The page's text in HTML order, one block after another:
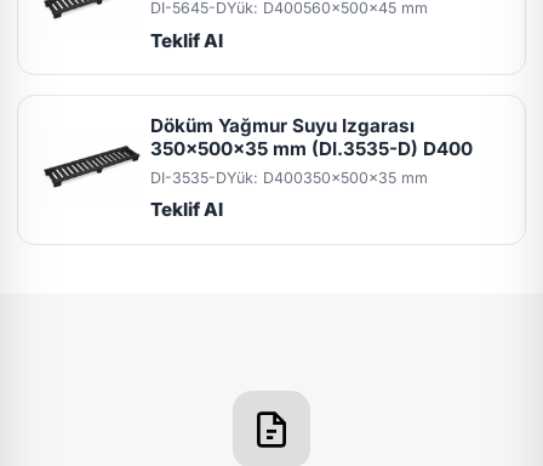
DI-5645-DYük: D400560x500x45 mm
Teklif Al
Döküm Yağmur Suyu Izgarası
350x500x35 mm (DI.3535-D) D400
DI-3535-DYük: D400350x500x35 mm
Teklif Al